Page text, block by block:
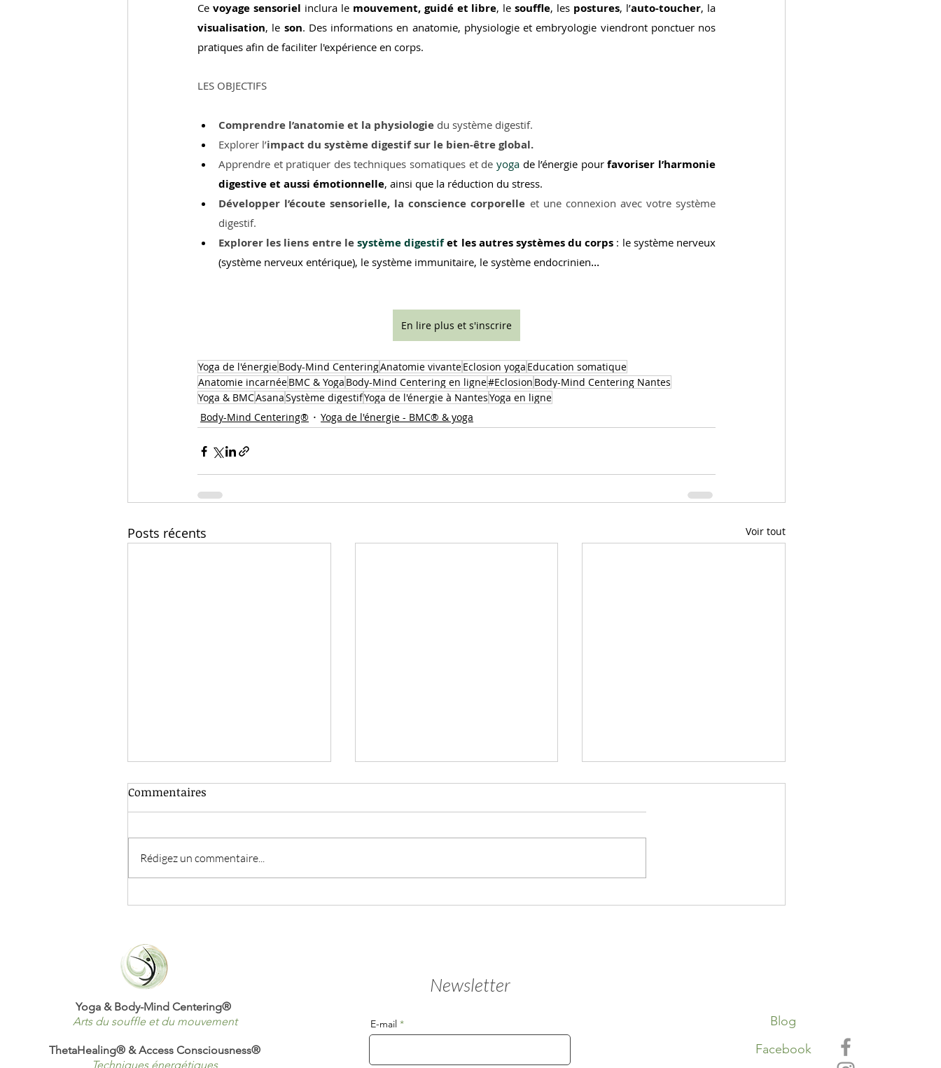
Ce voyage sensoriel inclura le mouvement, guidé et libre, le souffle, les postures, l’auto-toucher
visualisation, le son. Des informations en anatomie, physiologie et embryologie viendront ponctuer nos
pratiques afin de faciliter l'expérience en corps.
LES OBJECTIFS
Comprendre l’anatomie et la physiologie du système digestif.
Explorer l’impact du système digestif sur le bien-être global.
Apprendre et pratiquer des techniques somatiques et de yoga de l’énergie pour favoriser l’harmonie
digestive et aussi émotionnelle, ainsi que la réduction du stress.
Développer l’écoute sensorielle, la conscience corporelle et une connexion avec votre système
digestif.
Explorer les liens entre le système digestif et les autres systèmes du corps : le système nerveux
(système nerveux entérique), le système immunitaire, le système endocrinien...
En lire plus et s'inscrire
Yoga de l'énergieBody-Mind CenteringAnatomie vivanteEclosion yoga Education somatique
Anatomie incarnéeBMC & Yoga Body-Mind Centering en ligne#Eclosion Body-Mind Centering Nantes
Yoga & BMCAsanaSystème digestifYoga de l'énergie à NantesYoga en ligne
Body-Mind Centering®
Yoga de l'énergie - BMC® & yoga
Posts récents Voir tout
La danse mélodieuse des
Exploration somatique
La posture en yoga, un
Commentaires
Rédigez un commentaire...
Yoga & Body-Mind Centering®
Arts du souffle et du mouvement
ThetaHealing® & Access Consciousness®
Techniques énergétiques
Newsletter
E-mail
Blog
Facebook